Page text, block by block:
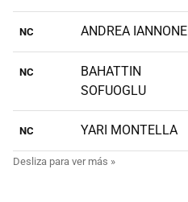
NC ANDREA IANNONE
NC
BAHATTIN
SOFUOGLU
NC YARI MONTELLA